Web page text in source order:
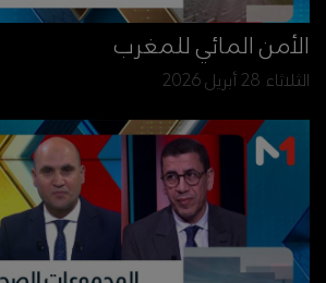
الأمن المائي للمغرب
الثلاثاء 28 أبريل 2026